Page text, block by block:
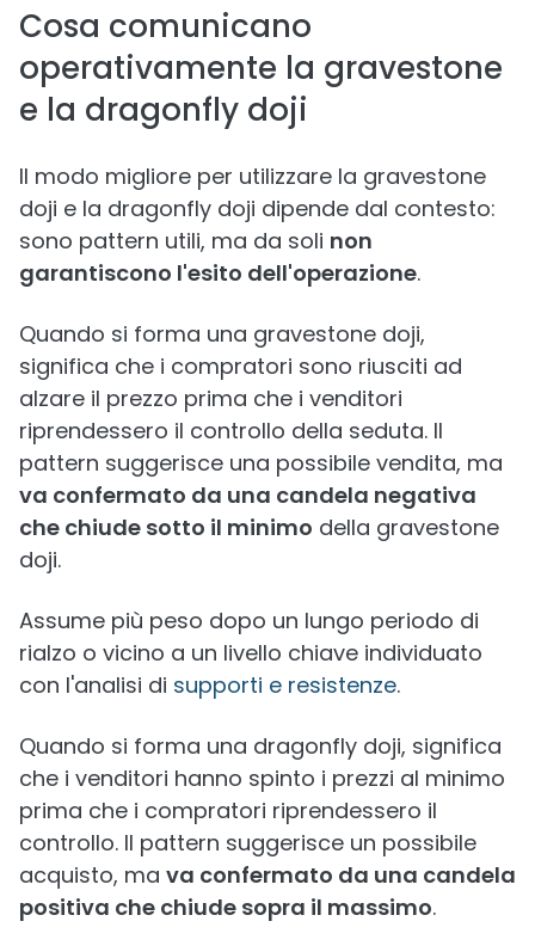
Cosa comunicano
operativamente la gravestone
e la dragonfly doji
Il modo migliore per utilizzare la gravestone
doji e la dragonfly doji dipende dal contesto:
sono pattern utili, ma da soli non
garantiscono l'esito dell'operazione.
Quando si forma una gravestone doji,
significa che i compratori sono riusciti ad
alzare il prezzo prima che i venditori
riprendessero il controllo della seduta. Il
pattern suggerisce una possibile vendita, ma
va confermato da una candela negativa
che chiude sotto il minimo della gravestone
doji.
Assume più peso dopo un lungo periodo di
rialzo o vicino a un livello chiave individuato
con l'analisi di supporti e resistenze.
Quando si forma una dragonfly doji, significa
che i venditori hanno spinto i prezzi al minimo
prima che i compratori riprendessero il
controllo. Il pattern suggerisce un possibile
acquisto, ma va confermato da una candela
positiva che chiude sopra il massimo.